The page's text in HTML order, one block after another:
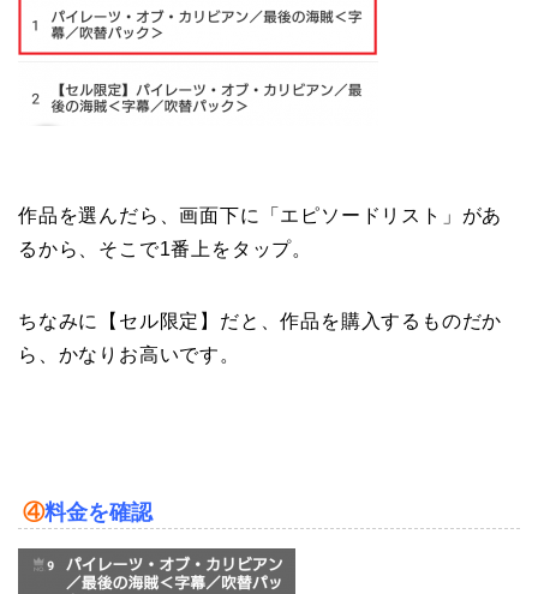
作品を選んだら、画面下に「エピソードリスト」があ
るから、そこで1番上をタップ。
ちなみに【セル限定】だと、作品を購入するものだか
ら、かなりお高いです。
④料金を確認